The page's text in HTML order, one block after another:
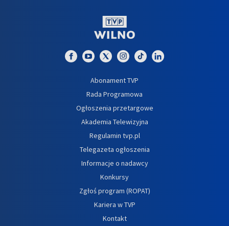
Abonament TVP
Rada Programowa
Ogłoszenia przetargowe
Akademia Telewizyjna
Regulamin tvp.pl
Telegazeta ogłoszenia
Informacje o nadawcy
Konkursy
Zgłoś program (ROPAT)
Kariera w TVP
Kontakt